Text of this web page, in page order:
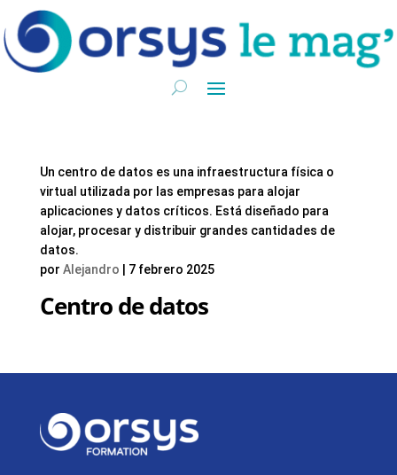
Centro de datos
por Alejandro 7 febrero 2025
Un centro de datos es una infraestructura física o
virtual utilizada por las empresas para alojar
aplicaciones y datos críticos. Está diseñado para
alojar, procesar y distribuir grandes cantidades de
datos.